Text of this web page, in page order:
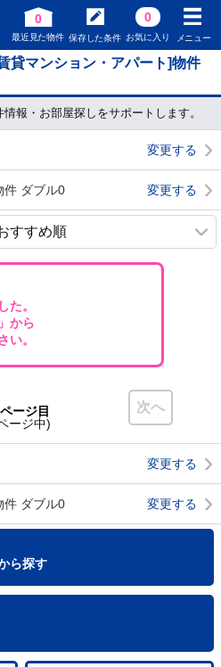
0
最近見た物件 保存した条件
0
お気に入り メニュー
貸マンション・アパート]物件
報・お部屋探しをサポートします。
変更する
件 ダブル0 変更する
た。
から
い。
次へ
ージ目
ージ中)
変更する
件 ダブル0 変更する
ら探す